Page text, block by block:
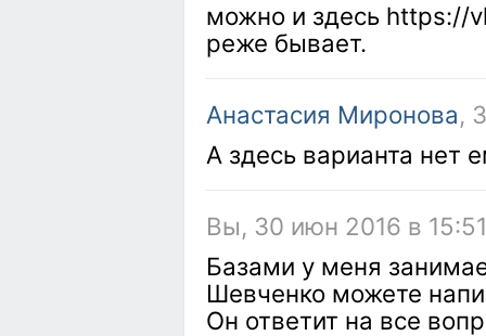
можно и здесь https://
реже бывает.
Анастасия Миронова,
А здесь варианта нет
Вы, 30 июн 2016 в
Базами у меня
Шевченко можете
Он ответит на все